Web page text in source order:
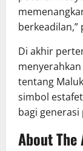
berkeadilan,”
Di akhir
tentang
simbol
bagi generasi
About